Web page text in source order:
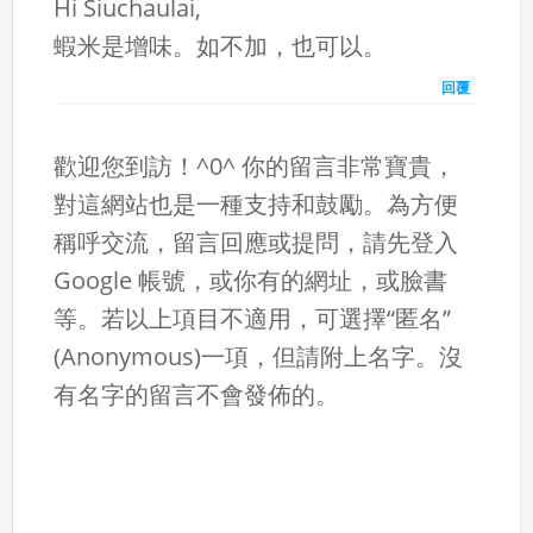
Hi Siuchaulai,
蝦米是增味。如不加，也可以。
回覆
歡迎您到訪！^0^ 你的留言非常寶貴，
對這網站也是一種支持和鼓勵。為方便
稱呼交流，留言回應或提問，請先登入
Google 帳號，或你有的網址，或臉書
等。若以上項目不適用，可選擇“匿名”
(Anonymous)一項，但請附上名字。沒
有名字的留言不會發佈的。